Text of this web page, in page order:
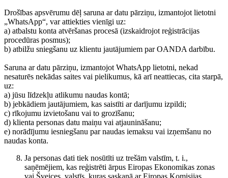
Drošības apsvērumu dēļ saruna ar datu pārziņu, izmantojot lietotni
„WhatsApp“, var attiekties vienīgi uz:
a) atbalstu konta atvēršanas procesā (izskaidrojot reģistrācijas
procedūras posmus);
b) atbilžu sniegšanu uz klientu jautājumiem par OANDA darbību.
Saruna ar datu pārziņu, izmantojot WhatsApp lietotni, nekad
nesaturēs nekādas saites vai pielikumus, kā arī neattiecas, cita starpā,
uz:
a) jūsu līdzekļu atlikumu naudas kontā;
b) jebkādiem jautājumiem, kas saistīti ar darījumu izpildi;
c) rīkojumu izvietošanu vai to grozīšanu;
d) klienta personas datu maiņu vai atjaunināšanu;
e) norādījumu iesniegšanu par naudas iemaksu vai izņemšanu no
naudas konta.
Ja personas dati tiek nosūtīti uz trešām valstīm, t. i.,
saņēmējiem, kas reģistrēti ārpus Eiropas Ekonomikas zonas
vai Šveices, valstīs, kuras saskaņā ar Eiropas Komisijas